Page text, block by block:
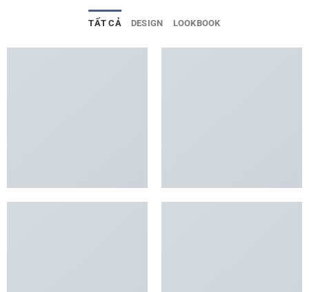
TẤT CẢ DESIGN LOOKBOOK